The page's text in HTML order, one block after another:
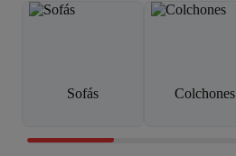
Sofás Colchones